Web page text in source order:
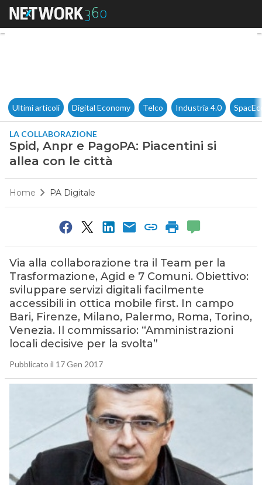
Spid, Anpr e PagoPA:
Ultimi articoli Digital Economy Telco Industria 4.0
LA COLLABORAZIONE
Spid, Anpr e PagoPA: Piacentini si
allea con le città
Home PA Digitale
Via alla collaborazione tra il Team per la
Trasformazione, Agid e 7 Comuni. Obiettivo:
sviluppare servizi digitali facilmente
accessibili in ottica mobile first. In campo
Bari, Firenze, Milano, Palermo, Roma, Torino,
Venezia. Il commissario: “Amministrazioni
locali decisive per la svolta”
Pubblicato il 17 Gen 2017